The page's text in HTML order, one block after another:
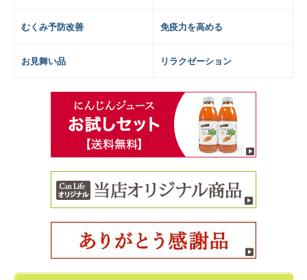
むくみ予防改善 免疫力を高める
お見舞い品 リラクゼーション